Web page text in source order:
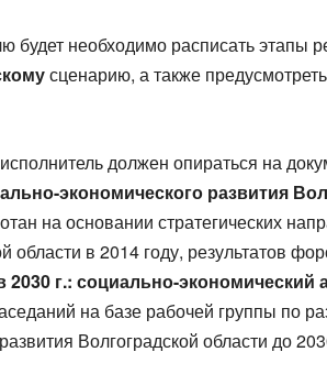
будет необходимо расписать этапы
сценарию, а также
должен опираться на
экономического развития
на основании стратегических
области в 2014 году, результатов
2030 г.: социально-экономический
на базе рабочей группы по
Волгоградской области до